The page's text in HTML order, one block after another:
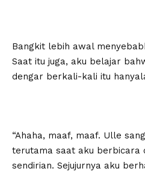
Bangkit lebih awal
Saat itu juga, aku belajar
dengar berkali-kali itu
“Ahaha, maaf, maaf. Ulle
terutama saat aku berbicara
sendirian. Sejujurnya aku